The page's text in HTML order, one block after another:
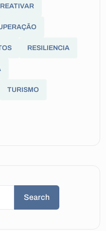
REATIVAR
RESILIENCIA
TURISMO
Search